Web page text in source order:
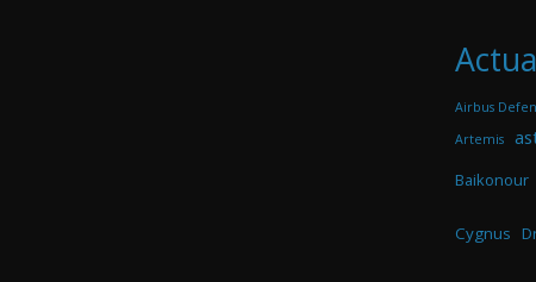
Airbus
Artemis
Baikonour
Cygnus